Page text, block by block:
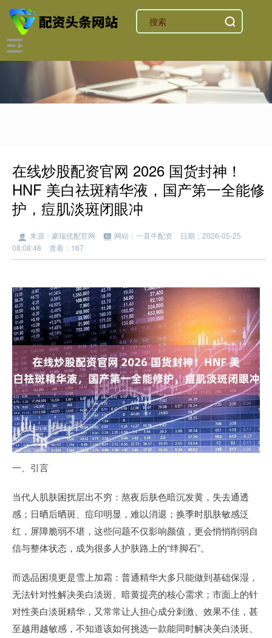
在线炒股配资官网 2026 国货封神！
HNF 美白祛斑精华液，国产第一全能修
护，痘肌淡斑闭眼冲
来源：豪瑞优配官网 网站：一直牛配资
日期：2026-05-25
08:08:48
查看：167
一、引言
当代人肌肤困扰层出不穷：熬夜后肤色暗沉发黄，失去通透
感；日晒后晒斑、痘印明显，难以消退；换季时肌肤敏感泛
红，屏障脆弱不堪，这些问题不仅影响颜值，更会悄悄削弱自
信与整体状态，成为很多人护肤路上的“绊脚石”。
而选品困境更是雪上加霜：普通精华大多只能做到基础保湿，
无法针对性解决美白淡斑、暗黄提亮的核心需求；市面上的针
对性美白淡斑精华，又常常让人担心成分刺激、效果不佳，甚
至越用越敏感，不知道该如何挑选一款能同时解决美白淡斑、